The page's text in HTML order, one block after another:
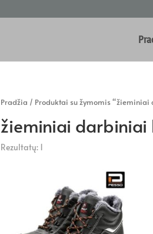
Pradžia / Produktai su žymomis
žieminiai darbiniai
Rezultatų: 1